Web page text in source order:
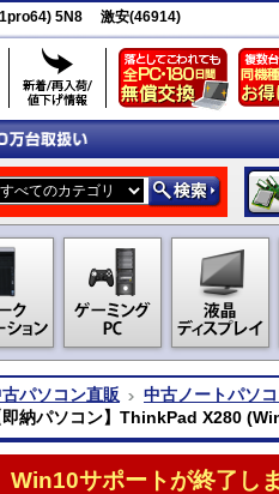
5N8 激安(46914)
パソコン直販 中古ノートパソ
即納パソコン】ThinkPad X280
Win10サポートが終了し